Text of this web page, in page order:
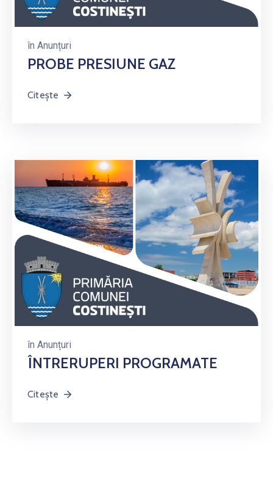
în Anunțuri
PROBE PRESIUNE GAZ
Citește
în Anunțuri
ÎNTRERUPERI PROGRAMATE
Citește